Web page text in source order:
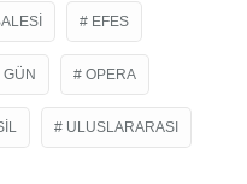
EFES
GÜN OPERA
ULUSLARARASI